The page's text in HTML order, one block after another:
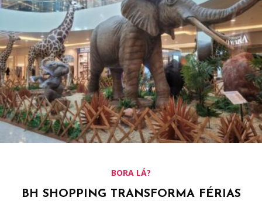
BORA LÁ?
BH SHOPPING TRANSFORMA FÉRIAS